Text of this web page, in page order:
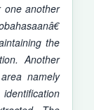
one another
the
Another
namely